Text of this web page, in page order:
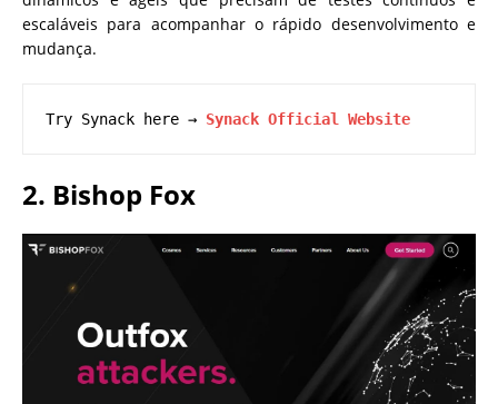
escaláveis para acompanhar o rápido desenvolvimento e
mudança.
Try Synack here → Synack Official Website
2. Bishop Fox